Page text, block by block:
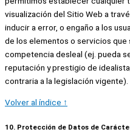
visualización del Sitio Web a
inducir a error, o engaño a los
de los elementos o servicios que
competencia desleal (ej. pueda
reputación y prestigio de
contraria a la legislación vigente).
Volver al índice ↑
10. Protección de Datos de